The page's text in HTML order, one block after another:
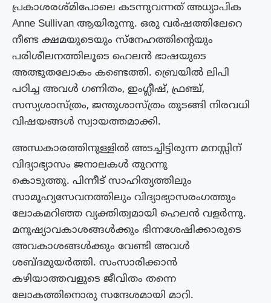
പ്രകാശരശ്മിപോലെ കടന്നുവന്നത് അധ്യാപിക
Anne Sullivan ആയിരുന്നു. ഒരു വർഷത്തിലേറെ
നീണ്ട ക്ഷമയുടെയും സ്നേഹത്തിന്റെയും
പരിശീലനത്തിലൂടെ ഹെലൻ ഭാഷയുടെ
അത്ഭുതലോകം കണ്ടെത്തി. ബ്രെയിൽ ലിപി
പഠിച്ച അവൾ ഗണിതം, ഇംഗ്ലീഷ്, ഫ്രഞ്ച്,
സസ്യശാസ്ത്രം, ജന്തുശാസ്ത്രം തുടങ്ങി നിരവധി
വിഷയങ്ങൾ സ്വായത്തമാക്കി.
അന്ധകാരത്തിനുള്ളിൽ അടച്ചിട്ടിരുന്ന മനസ്സിന്
വിദ്യാഭ്യാസം ജനാലകൾ തുറന്നു
കൊടുത്തു. പിന്നീട് സാഹിത്യത്തിലും
സാമൂഹ്യസേവനത്തിലും വിദ്യാഭ്യാസരംഗത്തും
ലോകമറിഞ്ഞ വ്യക്തിത്വമായി ഹെലൻ വളർന്നു.
മനുഷ്യാവകാശങ്ങൾക്കും ഭിന്നശേഷിക്കാരുടെ
അവകാശങ്ങൾക്കും വേണ്ടി അവൾ
ശബ്ദമുയർത്തി. സംസാരിക്കാൻ
കഴിയാത്തവളുടെ ജീവിതം തന്നെ
ലോകത്തിനൊരു സന്ദേശമായി മാറി.